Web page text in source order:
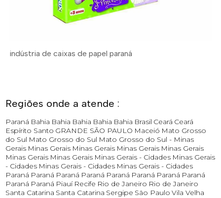
indústria de caixas de papel paraná
Regiões onde a atende :
Paraná Bahia Bahia Bahia Bahia Bahia Brasil Ceará Ceará
Espírito Santo GRANDE SÃO PAULO Maceió Mato Grosso
do Sul Mato Grosso do Sul Mato Grosso do Sul - Minas
Gerais Minas Gerais Minas Gerais Minas Gerais Minas Gerais
Minas Gerais Minas Gerais Minas Gerais - Cidades Minas Gerais
- Cidades Minas Gerais - Cidades Minas Gerais - Cidades
Paraná Paraná Paraná Paraná Paraná Paraná Paraná Paraná
Paraná Paraná Piauí Recife Rio de Janeiro Rio de Janeiro
Santa Catarina Santa Catarina Sergipe São Paulo Vila Velha